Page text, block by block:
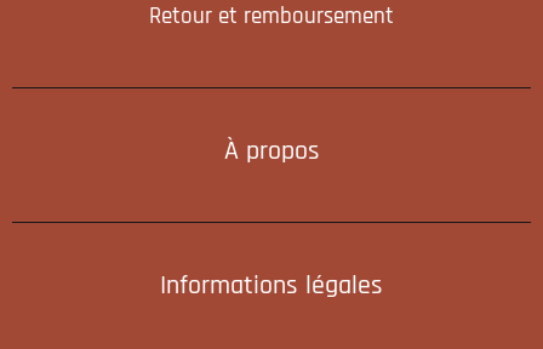
Retour et remboursement
À propos
Informations légales